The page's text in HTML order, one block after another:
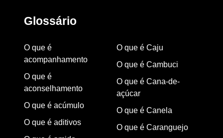
Glossário
O que é
acompanhamento
O que é
aconselhamento
O que é acúmulo
O que é aditivos
O que é Caju
O que é Cambuci
O que é Cana-de-
açúcar
O que é Canela
O que é Caranguejo